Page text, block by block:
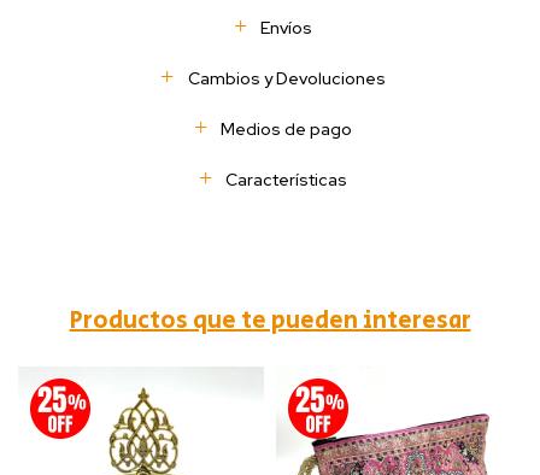
Envíos
Cambios y Devoluciones
Medios de pago
Características
Productos que te pueden interesar